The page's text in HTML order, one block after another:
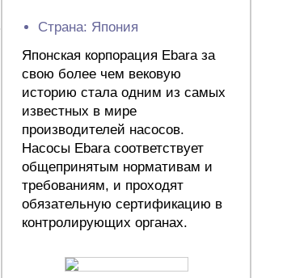
Страна: Япония
Японская корпорация Ebara за
свою более чем вековую
историю стала одним из самых
известных в мире
производителей насосов.
Насосы Ebara соответствует
общепринятым нормативам и
требованиям, и проходят
обязательную сертификацию в
контролирующих органах.